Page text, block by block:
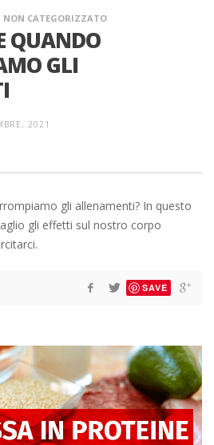
NON CATEGORIZZATO
QUANDO
GLI
2021
gli allenamenti? In questo
gli effetti sul nostro corpo
SAVE